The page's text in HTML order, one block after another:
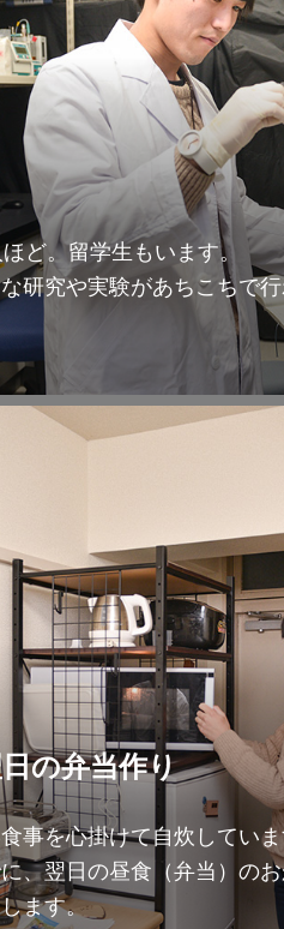
ど。留学生もいます。
研究や実験があちこちで
の弁当作り
事を心掛けて自炊してい
、翌日の昼食（弁当）の
ます。